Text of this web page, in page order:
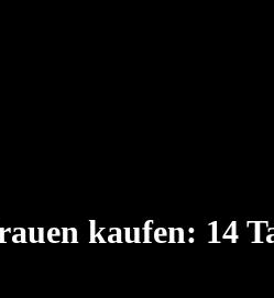
kaufen: 14